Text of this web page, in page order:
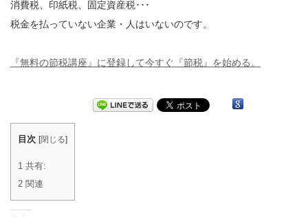
消費税、印紙税、固定資産税･･･
税金を払っていない企業・人はいないのです。
『無料の節税講座』に登録して今すぐ『節税』を始める。
目次 [閉じる]
1 共有:
2 関連